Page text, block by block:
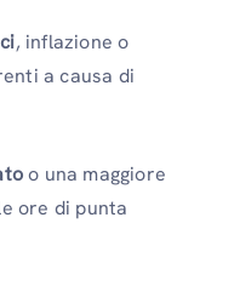
, inflazione o
a causa di
o una maggiore
ore di punta